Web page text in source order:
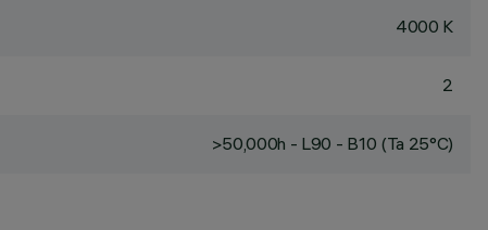
4000 K
2
>50,000h - L90 - B10 (Ta 25°C)